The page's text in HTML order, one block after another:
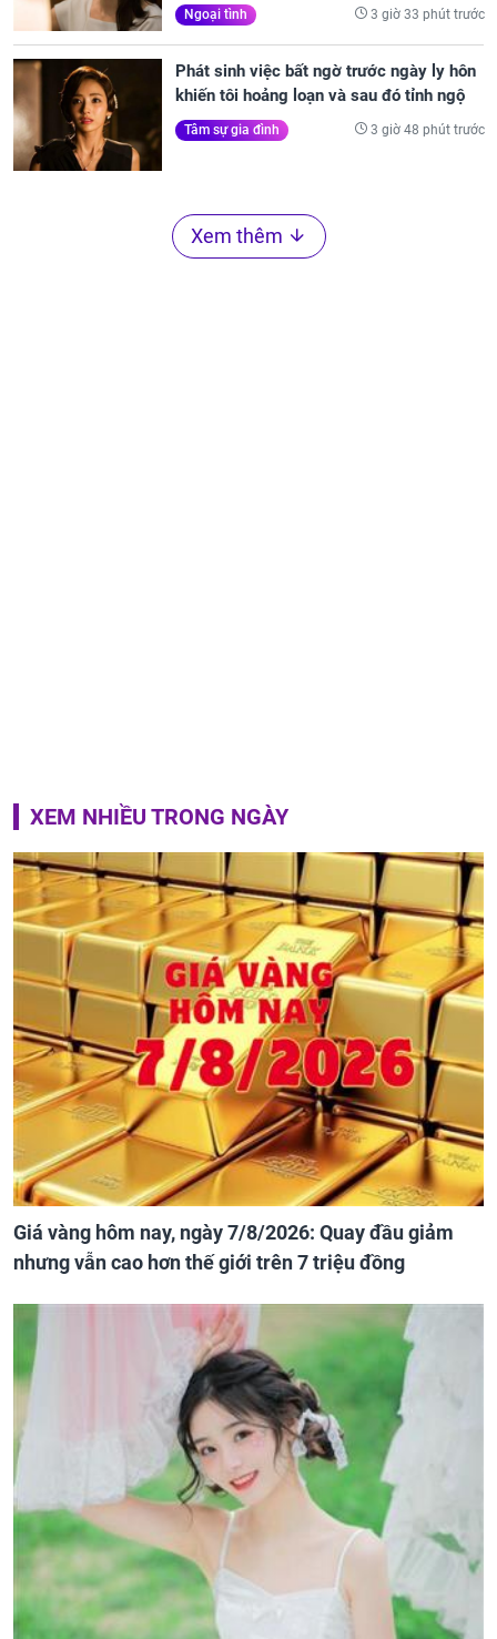
Ngoại tình 3 giờ 33 phút trước
Phát sinh việc bất ngờ trước ngày ly hôn
khiến tôi hoảng loạn và sau đó tỉnh ngộ
Tâm sự gia đình 3 giờ 48 phút trước
Xem thêm
XEM NHIỀU TRONG NGÀY
Giá vàng hôm nay, ngày 7/8/2026: Quay đầu giảm
nhưng vẫn cao hơn thế giới trên 7 triệu đồng